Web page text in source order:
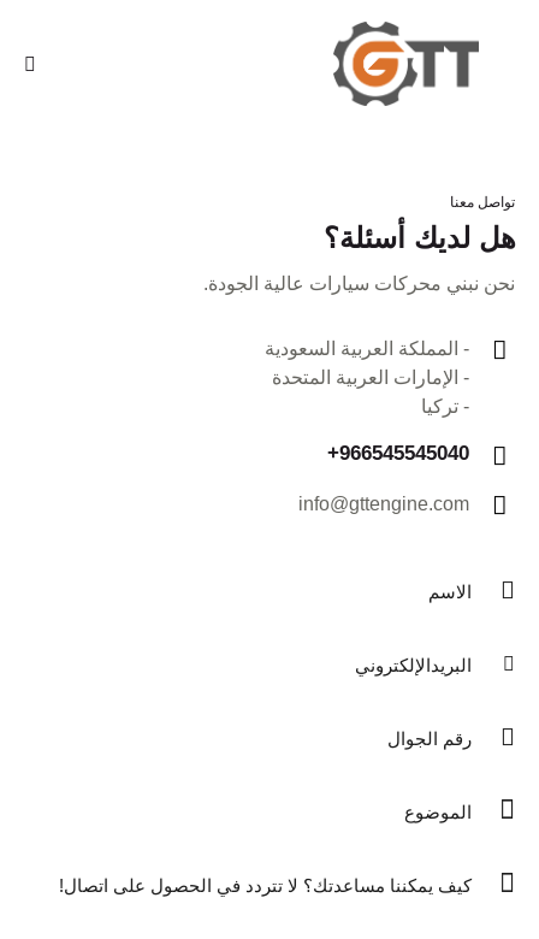
تواصل معنا
هل لديك أسئلة؟
نحن نبني محركات سيارات عالية الجودة.
- المملكة العربية السعودية
- الإمارات العربية المتحدة
- تركيا
+966545545040
info@gttengine.com